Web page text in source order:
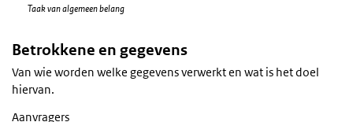
Taak van algemeen belang
Betrokkene en gegevens
Van wie worden welke gegevens verwerkt en wat is het doel
hiervan.
Aanvragers